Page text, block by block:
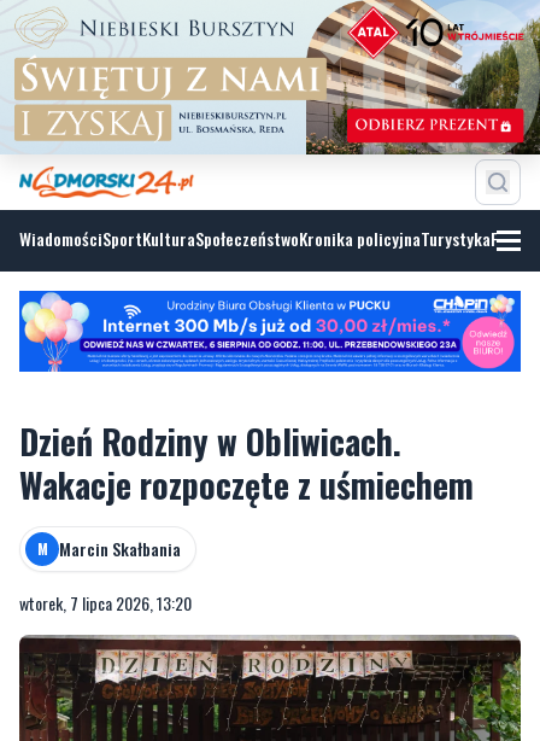
WiadomościSportKulturaSpołeczeństwoKronika policyjnaTurystyka
Dzień Rodziny w Obliwicach.
Wakacje rozpoczęte z uśmiechem
M Marcin Skałbania
wtorek, 7 lipca 2026, 13:20